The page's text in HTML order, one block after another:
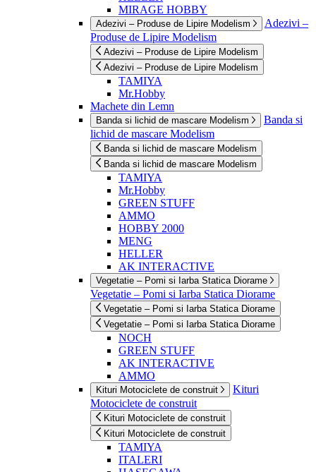
MIRAGE HOBBY
Adezivi – Produse de Lipire Modelism
Adezivi –
Produse de Lipire Modelism
Adezivi – Produse de Lipire Modelism
Adezivi – Produse de Lipire Modelism
TAMIYA
Mr.Hobby
Machete din Lemn
Banda si lichid de mascare Modelism
Banda si
lichid de mascare Modelism
Banda si lichid de mascare Modelism
Banda si lichid de mascare Modelism
TAMIYA
Mr.Hobby
GREEN STUFF
AMMO
HOBBY 2000
MENG
HELLER
AK INTERACTIVE
Vegetatie – Pomi si Iarba Statica Diorame
Vegetatie – Pomi si Iarba Statica Diorame
Vegetatie – Pomi si Iarba Statica Diorame
Vegetatie – Pomi si Iarba Statica Diorame
NOCH
GREEN STUFF
AK INTERACTIVE
AMMO
Kituri Motociclete de construit
Kituri
Motociclete de construit
Kituri Motociclete de construit
Kituri Motociclete de construit
TAMIYA
ITALERI